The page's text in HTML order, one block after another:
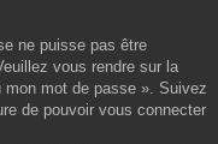
ne puisse pas être
vous rendre sur la
mon mot de passe ». Suivez
de pouvoir vous connecter